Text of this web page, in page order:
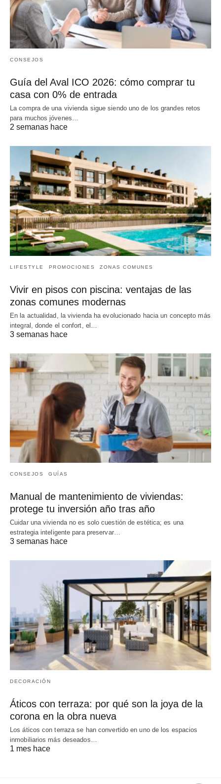
CONSEJOS
Guía del Aval ICO 2026: cómo comprar tu
casa con 0% de entrada
La compra de una vivienda sigue siendo uno de los grandes retos
para muchos jóvenes…
2 semanas hace
LIFESTYLE PROMOCIONES ZONAS COMUNES
Vivir en pisos con piscina: ventajas de las
zonas comunes modernas
En la actualidad, la vivienda ha evolucionado hacia un concepto más
integral, donde el confort, el…
3 semanas hace
CONSEJOS GUÍAS
Manual de mantenimiento de viviendas:
protege tu inversión año tras año
Cuidar una vivienda no es solo cuestión de estética; es una
estrategia inteligente para preservar…
3 semanas hace
DECORACIÓN
Áticos con terraza: por qué son la joya de la
corona en la obra nueva
Los áticos con terraza se han convertido en uno de los espacios
inmobiliarios más deseados…
1 mes hace